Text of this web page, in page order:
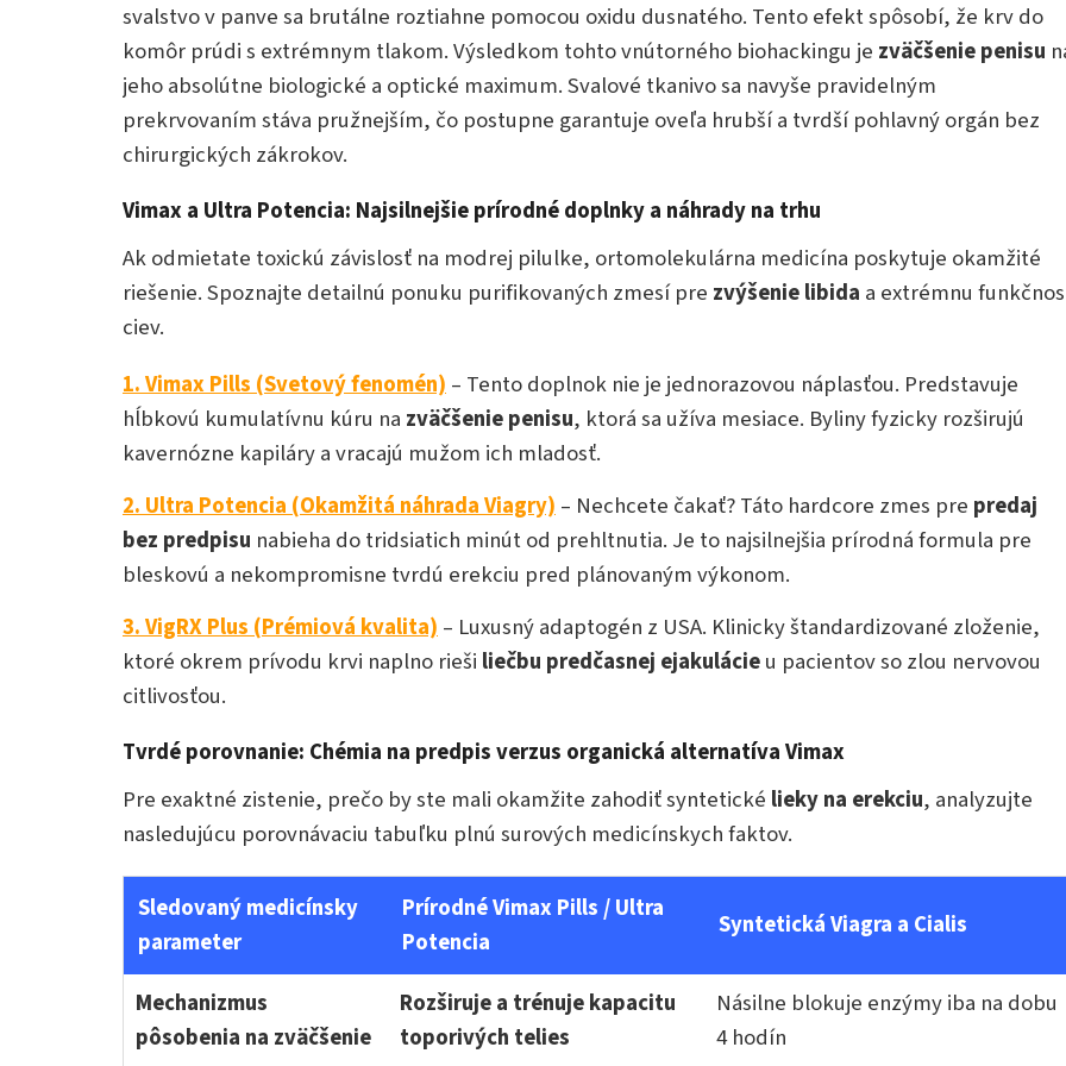
svalstvo v panve sa brutálne roztiahne pomocou oxidu dusnatého. Tento efekt spôsobí, že krv do
komôr prúdi s extrémnym tlakom. Výsledkom tohto vnútorného biohackingu je zväčšenie penisu
jeho absolútne biologické a optické maximum. Svalové tkanivo sa navyše pravidelným
prekrvovaním stáva pružnejším, čo postupne garantuje oveľa hrubší a tvrdší pohlavný orgán bez
chirurgických zákrokov.
Vimax a Ultra Potencia: Najsilnejšie prírodné doplnky a náhrady na trhu
Ak odmietate toxickú závislosť na modrej pilulke, ortomolekulárna medicína poskytuje okamžité
riešenie. Spoznajte detailnú ponuku purifikovaných zmesí pre zvýšenie libida a extrémnu
ciev.
1. Vimax Pills (Svetový fenomén) – Tento doplnok nie je jednorazovou náplasťou. Predstavuje
hĺbkovú kumulatívnu kúru na zväčšenie penisu, ktorá sa užíva mesiace. Byliny fyzicky rozširujú
kavernózne kapiláry a vracajú mužom ich mladosť.
2. Ultra Potencia (Okamžitá náhrada Viagry) – Nechcete čakať? Táto hardcore zmes pre predaj
bez predpisu nabieha do tridsiatich minút od prehltnutia. Je to najsilnejšia prírodná formula pre
bleskovú a nekompromisne tvrdú erekciu pred plánovaným výkonom.
3. VigRX Plus (Prémiová kvalita) – Luxusný adaptogén z USA. Klinicky štandardizované zloženie,
ktoré okrem prívodu krvi naplno rieši liečbu predčasnej ejakulácieu pacientov so zlou nervovou
citlivosťou.
Tvrdé porovnanie: Chémia na predpis verzus organická alternatíva Vimax
Pre exaktné zistenie, prečo by ste mali okamžite zahodiť syntetické lieky na erekciu, analyzujte
nasledujúcu porovnávaciu tabuľku plnú surových medicínskych faktov.
Sledovaný medicínsky
parameter
Prírodné Vimax Pills / Ultra
Potencia
Syntetická Viagra a Cialis
Mechanizmus
pôsobenia na zväčšenie
Rozširuje a trénuje kapacitu
toporivých telies
Násilne blokuje enzýmy iba na dobu
4 hodín